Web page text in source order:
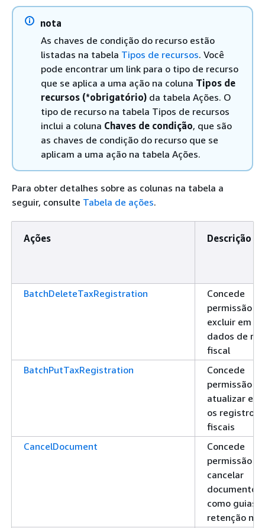
nota
As chaves de condição do recurso estão
listadas na tabela Tipos de recursos. Você
pode encontrar um link para o tipo de recurso
que se aplica a uma ação na coluna Tipos de
recursos (*obrigatório) da tabela Ações. O
tipo de recurso na tabela Tipos de recursos
inclui a coluna Chaves de condição, que são
as chaves de condição do recurso que se
aplicam a uma ação na tabela Ações.
Para obter detalhes sobre as colunas na tabela a
seguir, consulte Tabela de ações.
Ações Descrição
BatchDeleteTaxRegistration
Concede
permissão
excluir em
dados de
fiscal
BatchPutTaxRegistration
Concede
permissão
atualizar em
os registros
fiscais
CancelDocument
Concede
permissão
cancelar
documentos,
como guias
retenção na